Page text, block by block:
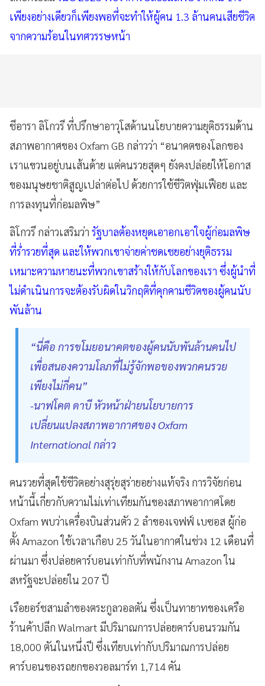
เพียงอย่างเดียวก็เพียงพอที่จะทำให้ผู้คน 1.3 ล้านคนเสียชีวิต
จากความร้อนในทศวรรษหน้า
ชีอารา ลิโกวรี ที่ปรึกษาอาวุโสด้านนโยบายความยุติธรรมด้าน
สภาพอากาศของ Oxfam GB กล่าวว่า “อนาคตของโลกของ
เราแขวนอยู่บนเส้นด้าย แต่คนรวยสุดๆ ยังคงปล่อยให้โอกาส
ของมนุษยชาติสูญเปล่าต่อไป ด้วยการใช้ชีวิตฟุ่มเฟือย และ
การลงทุนที่ก่อมลพิษ”
ลิโกวรี กล่าวเสริมว่า รัฐบาลต้องหยุดเอาอกเอาใจผู้ก่อมลพิษ
ที่ร่ำรวยที่สุด และให้พวกเขาจ่ายค่าชดเชยอย่างยุติธรรม
เหมาะความหายนะที่พวกเขาสร้างให้กับโลกของเรา ซึ่งผู้นำที่
ไม่ดำเนินการจะต้องรับผิดในวิกฤติที่คุกคามชีวิตของผู้คนนับ
พันล้าน
“นี่คือ การขโมยอนาคตของผู้คนนับพันล้านคนไป
เพื่อสนองความโลภที่ไม่รู้จักพอของพวกคนรวย
เพียงไม่กี่คน”
-นาฟโคต ดาบี หัวหน้าฝ่ายนโยบายการ
เปลี่ยนแปลงสภาพอากาศของ Oxfam
International กล่าว
คนรวยที่สุดใช้ชีวิตอย่างสุรุ่ยสุร่ายอย่างแท้จริง การวิจัยก่อน
หน้านี้เกี่ยวกับความไม่เท่าเทียมกันของสภาพอากาศโดย
Oxfam พบว่าเครื่องบินส่วนตัว 2 ลำของเจฟฟ์ เบซอส ผู้ก่อ
ตั้ง Amazon ใช้เวลาเกือบ 25 วันในอากาศในช่วง 12 เดือนที่
ผ่านมา ซึ่งปล่อยคาร์บอนเท่ากับที่พนักงาน Amazon ใน
สหรัฐจะปล่อยใน 207 ปี
เรือยอร์ชสามลำของตระกูลวอลตัน ซึ่งเป็นทายาทของเครือ
ร้านค้าปลีก Walmart มีปริมาณการปล่อยคาร์บอนรวมกัน
18,000 ตันในหนึ่งปี ซึ่งเทียบเท่ากับปริมาณการปล่อย
คาร์บอนของรถยกของวอลมาร์ท 1,714 คัน